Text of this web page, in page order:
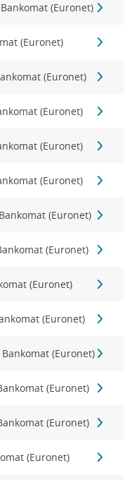
Bankomat (Euronet)
(Euronet)
(Euronet)
(Euronet)
(Euronet)
(Euronet)
Bankomat (Euronet)
(Euronet)
(Euronet)
(Euronet)
Bankomat (Euronet)
(Euronet)
(Euronet)
(Euronet)